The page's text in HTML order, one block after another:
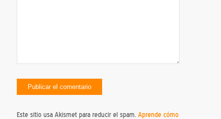
Este sitio usa Akismet para reducir el spam. Aprende cómo